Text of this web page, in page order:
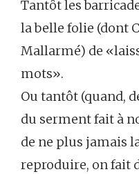
Tantôt les
la belle folie (dont
Mallarmé) de
mots».
Ou tantôt (quand,
du serment fait à
de ne plus jamais
reproduire, on fait